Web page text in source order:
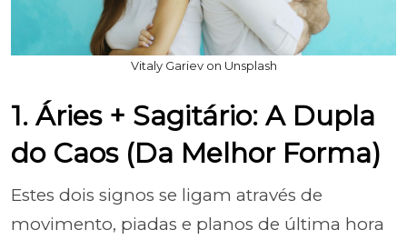
Vitaly Gariev on Unsplash
1. Áries + Sagitário: A Dupla
do Caos (Da Melhor Forma)
Estes dois signos se ligam através de
movimento, piadas e planos de última hora